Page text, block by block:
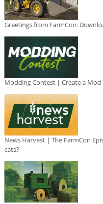
Greetings from FarmCon:
Modding Contest | Create a
News Harvest | The FarmCon
cats?